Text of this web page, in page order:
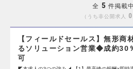
全 5 件掲載中
うち非公開求人 0
【フィールドセールス】無形商
るソリューション営業◆成約30
可